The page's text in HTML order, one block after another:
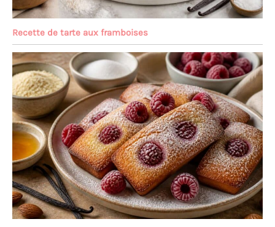
Recette de tarte aux framboises